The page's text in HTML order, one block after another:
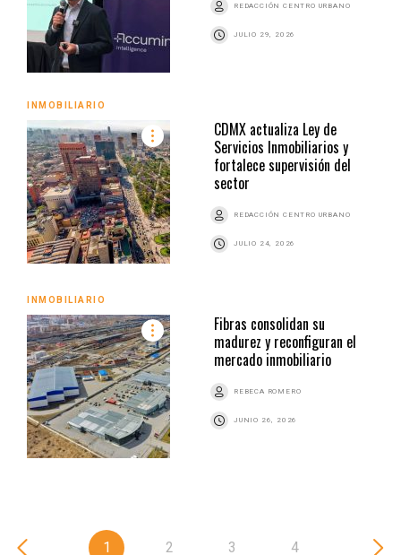
REDACCIÓN CENTRO URBANO
JULIO 29, 2026
INMOBILIARIO
CDMX actualiza Ley de
Servicios Inmobiliarios y
fortalece supervisión del
sector
REDACCIÓN CENTRO URBANO
JULIO 24, 2026
INMOBILIARIO
Fibras consolidan su
madurez y reconfiguran el
mercado inmobiliario
REBECA ROMERO
JUNIO 26, 2026
1 2 3 4